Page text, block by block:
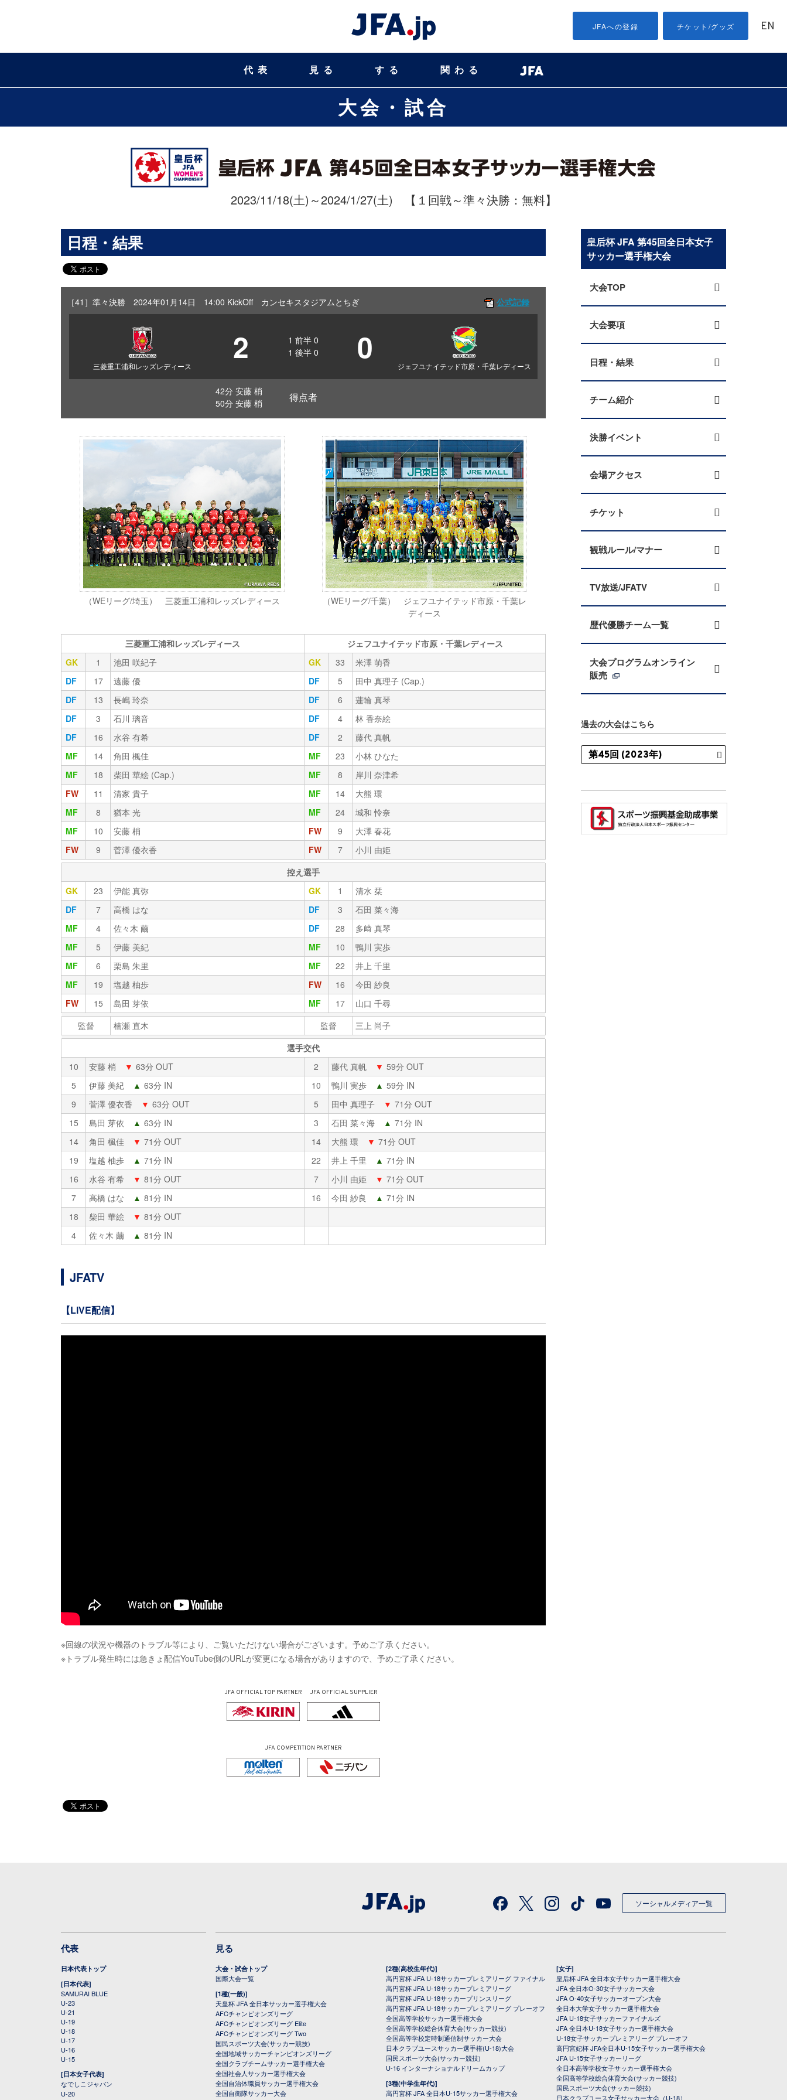
JFAへの登録 チケット/グッズ EN
代表 見る する 関わる
大会・試合
2023/11/18(土)～2024/1/27(土) 【１回戦～準々決勝：無料】
日程・結果
［41］準々決勝 2024年01月14日 14:00 KickOff カンセキスタジアムとちぎ 公式記録
三菱重工浦和レッズレディース 2 1 前半 0
1 後半 0 0 ジェフユナイテッド市原・千葉レディース
42分 安藤 梢
50分 安藤 梢
得点者
（WEリーグ/埼玉） 三菱重工浦和レッズレディース
（WEリーグ/千葉） ジェフユナイテッド市原・千葉レ
ディース
三菱重工浦和レッズレディース
ジェフユナイテッド市原・千葉レディース
GK
1 池田 咲紀子 GK 33
米澤 萌香
DF
17 遠藤 優 DF 5
田中 真理子 (Cap.)
DF
13 長嶋 玲奈 DF 6
蓮輪 真琴
DF
3 石川 璃音 DF 4
林 香奈絵
DF
16 水谷 有希 DF 2
藤代 真帆
MF
14 角田 楓佳 MF 23
小林 ひなた
MF
18 柴田 華絵 (Cap.) MF 8
岸川 奈津希
FW
11 清家 貴子 MF 14
大熊 環
MF
8 猶本 光 MF 24
城和 怜奈
MF
10 安藤 梢 FW 9
大澤 春花
FW
9 菅澤 優衣香 FW 7
小川 由姫
控え選手
GK
23 伊能 真弥 GK 1
清水 栞
DF
7 高橋 はな DF 3
石田 菜々海
MF
4 佐々木 繭 DF 28
多﨑 真琴
MF
5 伊藤 美紀 MF 10
鴨川 実歩
MF
6 栗島 朱里 MF 22
井上 千里
MF
19 塩越 柚歩 FW 16
今田 紗良
FW
15 島田 芽依 MF 17
山口 千尋
監督
楠瀬 直木 監督
三上 尚子
選手交代
10
安藤 梢 ▼ 63分 OUT 2 藤代 真帆 ▼ 59分 OUT
5
伊藤 美紀 ▲ 63分 IN 10 鴨川 実歩 ▲ 59分 IN
9
菅澤 優衣香 ▼ 63分 OUT 5 田中 真理子 ▼ 71分 OUT
15
島田 芽依 ▲ 63分 IN 3 石田 菜々海 ▲ 71分 IN
14
角田 楓佳 ▼ 71分 OUT 14 大熊 環 ▼ 71分 OUT
19
塩越 柚歩 ▲ 71分 IN 22 井上 千里 ▲ 71分 IN
16
水谷 有希 ▼ 81分 OUT 7 小川 由姫 ▼ 71分 OUT
7
高橋 はな ▲ 81分 IN 16 今田 紗良 ▲ 71分 IN
18
柴田 華絵 ▼ 81分 OUT
4
佐々木 繭 ▲ 81分 IN
JFATV
【LIVE配信】
※回線の状況や機器のトラブル等により、ご覧いただけない場合がございます。予めご了承ください。
※トラブル発生時には急きょ配信YouTube側のURLが変更になる場合がありますので、予めご了承ください。
JFA OFFICIALTOP PARTNER JFA OFFICIAL SUPPLIER
JFA COMPETITION PARTNER
皇后杯 JFA 第45回全日本女子
サッカー選手権大会
大会TOP
大会要項
日程・結果
チーム紹介
決勝イベント
会場アクセス
チケット
観戦ルール/マナー
TV放送/JFATV
歴代優勝チーム一覧
大会プログラムオンライン
販売
過去の大会はこちら
ソーシャルメディア一覧
代表
日本代表トップ
[日本代表]
SAMURAI BLUE
U-23
U-21
U-19
U-18
U-17
U-16
U-15
[日本女子代表]
なでしこジャパン
U-20
見る
大会・試合トップ
国際大会一覧
[1種(一般)]
天皇杯 JFA 全日本サッカー選手権大会
AFCチャンピオンズリーグ
AFCチャンピオンズリーグ Elite
AFCチャンピオンズリーグ Two
国民スポーツ大会(サッカー競技)
全国地域サッカーチャンピオンズリーグ
全国クラブチームサッカー選手権大会
全国社会人サッカー選手権大会
全国自治体職員サッカー選手権大会
全国自衛隊サッカー大会
[2種(高校生年代)]
高円宮杯 JFA U-18サッカープレミアリーグ ファイナル
高円宮杯 JFA U-18サッカープレミアリーグ
高円宮杯 JFA U-18サッカープリンスリーグ
高円宮杯 JFA U-18サッカープレミアリーグ プレーオフ
全国高等学校サッカー選手権大会
全国高等学校総合体育大会(サッカー競技)
全国高等学校定時制通信制サッカー大会
日本クラブユースサッカー選手権(U-18)大会
国民スポーツ大会(サッカー競技)
U-16 インターナショナルドリームカップ
[3種(中学生年代)]
高円宮杯 JFA 全日本U-15サッカー選手権大会
[女子]
皇后杯 JFA 全日本女子サッカー選手権大会
JFA 全日本O-30女子サッカー大会
JFA O-40女子サッカーオープン大会
全日本大学女子サッカー選手権大会
JFA U-18女子サッカーファイナルズ
JFA 全日本U-18女子サッカー選手権大会
U-18女子サッカープレミアリーグ プレーオフ
高円宮妃杯 JFA全日本U-15女子サッカー選手権大会
JFA U-15女子サッカーリーグ
全日本高等学校女子サッカー選手権大会
全国高等学校総合体育大会(サッカー競技)
国民スポーツ大会(サッカー競技)
日本クラブユース女子サッカー大会（U-18）